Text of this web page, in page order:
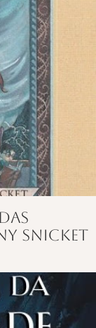
Snicket